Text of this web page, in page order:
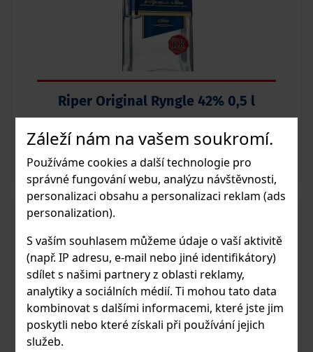
Záleží nám na vašem soukromí.
Používáme cookies a další technologie pro
správné fungování webu, analýzu návštěvnosti,
personalizaci obsahu a personalizaci reklam (ads
personalization).
S vaším souhlasem můžeme údaje o vaší aktivitě
(např. IP adresu, e-mail nebo jiné identifikátory)
sdílet s našimi partnery z oblasti reklamy,
analytiky a sociálních médií. Ti mohou tato data
kombinovat s dalšími informacemi, které jste jim
poskytli nebo které získali při používání jejich
služeb.
Riper Original Ryngle 42% 0,5 l
540 Kč
Vložit do košíku